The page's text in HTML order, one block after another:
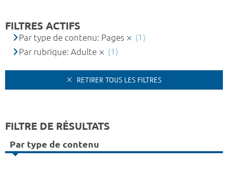
FILTRES ACTIFS
Par type de contenu: Pages
(1)
Par rubrique: Adulte
(1)
RETIRER TOUS LES FILTRES
FILTRE DE RÉSULTATS
Par type de contenu